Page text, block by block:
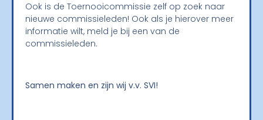
Ook is de Toernooicommissie zelf op zoek naar
nieuwe commissieleden! Ook als je hierover meer
informatie wilt, meld je bij een van de
commissieleden.
Samen maken en zijn wij v.v. SVI!